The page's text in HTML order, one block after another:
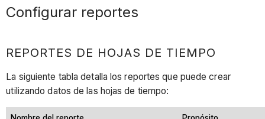
Configurar reportes
REPORTES DE HOJAS DE TIEMPO
La siguiente tabla detalla los reportes que puede crear
utilizando datos de las hojas de tiempo: